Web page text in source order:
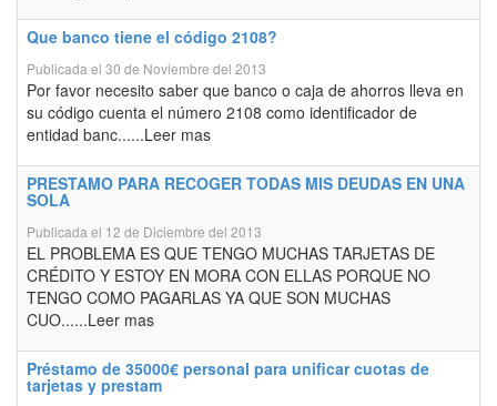
Que banco tiene el código 2108?
Publicada el 30 de Noviembre del 2013
Por favor necesito saber que banco o caja de ahorros lleva en
su código cuenta el número 2108 como identificador de
entidad banc......Leer mas
PRESTAMO PARA RECOGER TODAS MIS DEUDAS EN UNA
SOLA
Publicada el 12 de Diciembre del 2013
EL PROBLEMA ES QUE TENGO MUCHAS TARJETAS DE
CRÉDITO Y ESTOY EN MORA CON ELLAS PORQUE NO
TENGO COMO PAGARLAS YA QUE SON MUCHAS
CUO......Leer mas
Préstamo de 35000€ personal para unificar cuotas de
tarjetas y prestam